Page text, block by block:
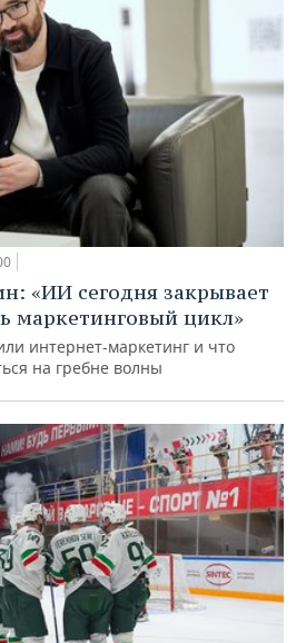
«ИИ сегодня закрывает
маркетинговый цикл»
интернет-маркетинг и что
на гребне волны